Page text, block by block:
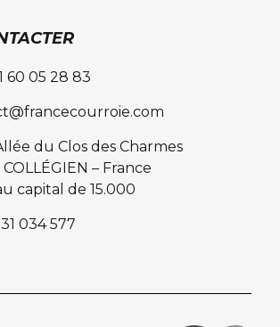
60 05 28 83
du Clos des Charmes
– France
capital de 15.000
034 577